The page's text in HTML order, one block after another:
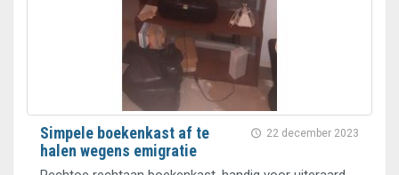
22 december 2023
Simpele boekenkast af te
halen wegens emigratie